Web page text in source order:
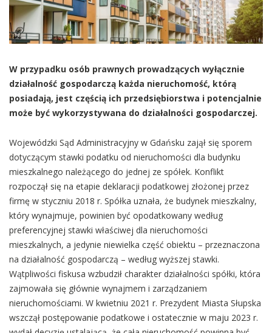
W przypadku osób prawnych prowadzących wyłącznie
działalność gospodarczą każda nieruchomość, którą
posiadają, jest częścią ich przedsiębiorstwa i potencjalnie
może być wykorzystywana do działalności gospodarczej.
Wojewódzki Sąd Administracyjny w Gdańsku zajął się sporem
dotyczącym stawki podatku od nieruchomości dla budynku
mieszkalnego należącego do jednej ze spółek. Konflikt
rozpoczął się na etapie deklaracji podatkowej złożonej przez
firmę w styczniu 2018 r. Spółka uznała, że budynek mieszkalny,
który wynajmuje, powinien być opodatkowany według
preferencyjnej stawki właściwej dla nieruchomości
mieszkalnych, a jedynie niewielka część obiektu – przeznaczona
na działalność gospodarczą – według wyższej stawki.
Wątpliwości fiskusa wzbudził charakter działalności spółki, która
zajmowała się głównie wynajmem i zarządzaniem
nieruchomościami. W kwietniu 2021 r. Prezydent Miasta Słupska
wszczął postępowanie podatkowe i ostatecznie w maju 2023 r.